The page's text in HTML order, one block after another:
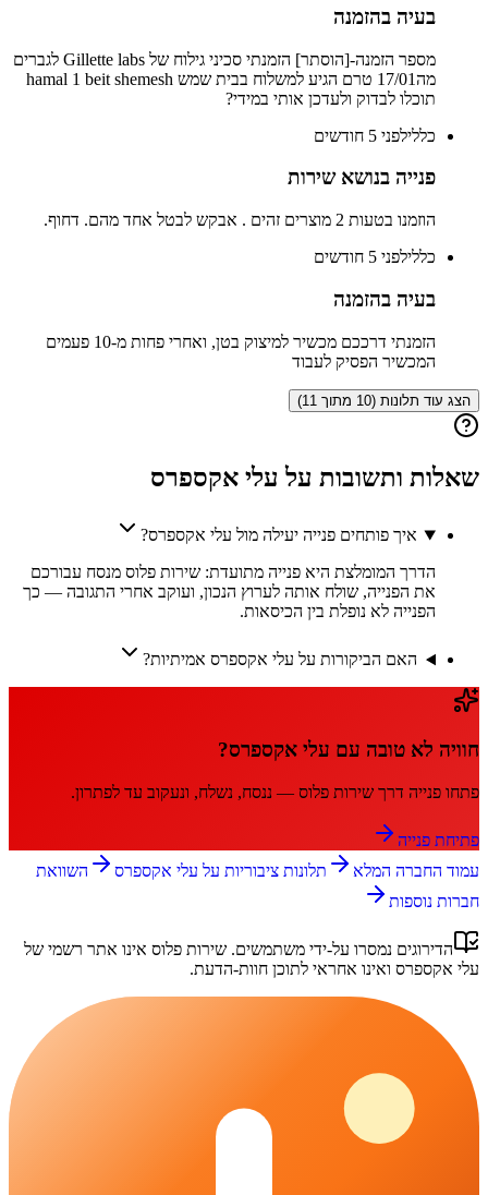
בעיה בהזמנה
מספר הזמנה-[הוסתר] הזמנתי סכיני גילוח של Gillette labs לגברים
מה17/01 טרם הגיע למשלוח בבית שמש hamal 1 beit shemesh
תוכלו לבדוק ולעדכן אותי במידי?
כללילפני 5 חודשים
פנייה בנושא שירות
הוזמנו בטעות 2 מוצרים זהים . אבקש לבטל אחד מהם. דחוף.
כללילפני 5 חודשים
בעיה בהזמנה
הזמנתי דרככם מכשיר למיצוק בטן, ואחרי פחות מ-10 פעמים
המכשיר הפסיק לעבוד
הצג עוד תלונות (10 מתוך 11)
שאלות ותשובות על עלי אקספרס
איך פותחים פנייה יעילה מול עלי אקספרס?
הדרך המומלצת היא פנייה מתועדת: שירות פלוס מנסח עבורכם
את הפנייה, שולח אותה לערוץ הנכון, ועוקב אחרי התגובה — כך
הפנייה לא נופלת בין הכיסאות.
האם הביקורות על עלי אקספרס אמיתיות?
חוויה לא טובה עם עלי אקספרס?
פתחו פנייה דרך שירות פלוס — ננסח, נשלח, ונעקוב עד לפתרון.
פתיחת פנייה
עמוד החברה המלא
תלונות ציבוריות על עלי אקספרס
השוואת
חברות נוספות
הדירוגים נמסרו על-ידי משתמשים. שירות פלוס אינו אתר רשמי של
עלי אקספרס ואינו אחראי לתוכן חוות-הדעת.